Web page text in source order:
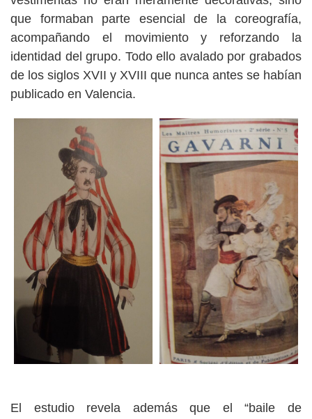
que formaban parte esencial de la coreografía,
acompañando el movimiento y reforzando la
identidad del grupo. Todo ello avalado por grabados
de los siglos XVII y XVIII que nunca antes se habían
publicado en Valencia.
El estudio revela además que el “baile de